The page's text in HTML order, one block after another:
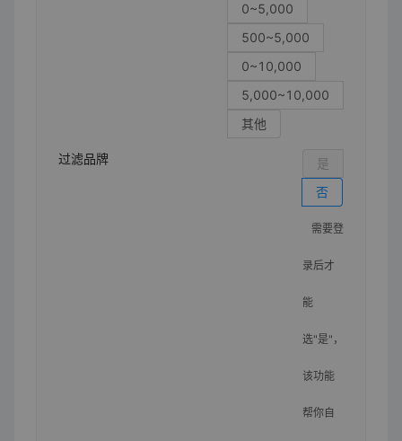
0~5,000
500~5,000
0~10,000
5,000~10,000
其他
过滤品牌
是
否
需要登
录后才
能
选"是"，
该功能
帮你自